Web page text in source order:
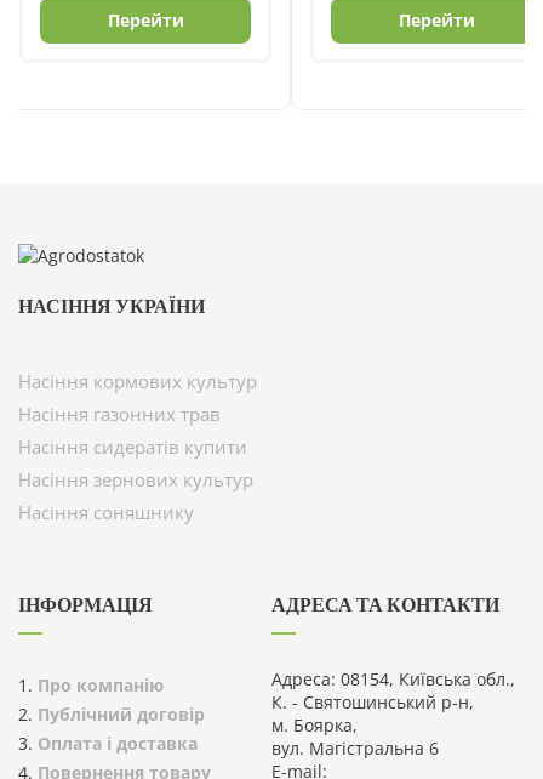
Перейти Перейти
НАСІННЯ УКРАЇНИ
Насіння кормових культур
Насіння газонних трав
Насіння сидератів купити
Насіння зернових культур
Насіння соняшнику
ІНФОРМАЦІЯ
Про компанію
Публічний договір
Оплата і доставка
Повернення товару
АДРЕСА ТА КОНТАКТИ
Адреса: 08154, Київська обл.,
К. - Святошинський р-н,
м. Боярка,
вул. Магістральна 6
E-mail: